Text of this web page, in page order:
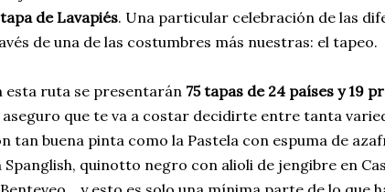
de Lavapiés. Una particular celebración de las
de una de las costumbres más nuestras: el tapeo.
esta ruta se presentarán 75 tapas de 24 países y 19
que te va a costar decidirte entre tanta
tan buena pinta como la Pastela con espuma de
Spanglish, quinotto negro con alioli de jengibre en